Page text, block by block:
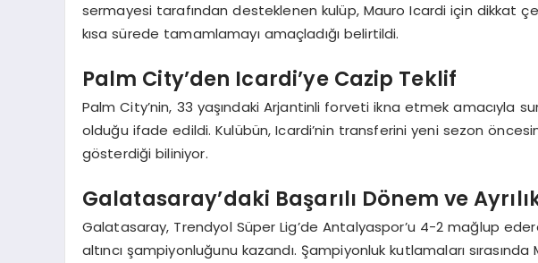
sermayesi tarafından desteklenen kulüp, Mauro Icardi için dikkat
kısa sürede tamamlamayı amaçladığı belirtildi.
Palm City’den Icardi’ye Cazip Teklif
Palm City’nin, 33 yaşındaki Arjantinli forveti ikna etmek amacıyla
olduğu ifade edildi. Kulübün, Icardi’nin transferini yeni sezon
gösterdiği biliniyor.
Galatasaray’daki Başarılı Dönem ve
Galatasaray, Trendyol Süper Lig’de Antalyaspor’u 4-2 mağlup
altıncı şampiyonluğunu kazandı. Şampiyonluk kutlamaları sırasında